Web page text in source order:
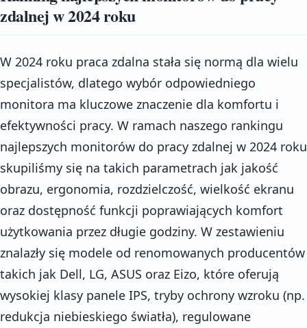
zdalnej w 2024 roku
W 2024 roku praca zdalna stała się normą dla wielu
specjalistów, dlatego wybór odpowiedniego
monitora ma kluczowe znaczenie dla komfortu i
efektywności pracy. W ramach naszego rankingu
najlepszych monitorów do pracy zdalnej w 2024 roku
skupiliśmy się na takich parametrach jak jakość
obrazu, ergonomia, rozdzielczość, wielkość ekranu
oraz dostępność funkcji poprawiających komfort
użytkowania przez długie godziny. W zestawieniu
znalazły się modele od renomowanych producentów
takich jak Dell, LG, ASUS oraz Eizo, które oferują
wysokiej klasy panele IPS, tryby ochrony wzroku (np.
redukcja niebieskiego światła), regulowane